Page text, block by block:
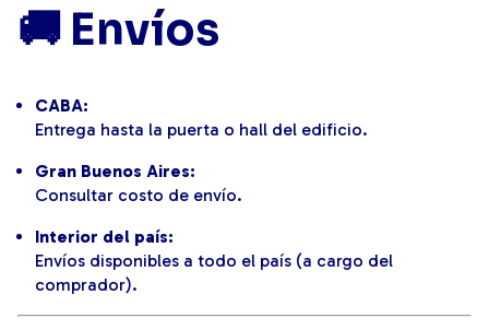
🚚 Envíos
CABA:
Entrega hasta la puerta o hall del edificio.
Gran Buenos Aires:
Consultar costo de envío.
Interior del país:
Envíos disponibles a todo el país (a cargo del
comprador).